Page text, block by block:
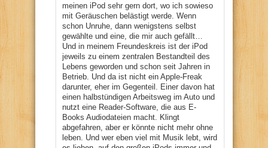
meinen iPod sehr gern dort, wo ich sowieso
mit Geräuschen belästigt werde. Wenn
schon Unruhe, dann wenigstens selbst
gewählte und eine, die mir auch gefällt…
Und in meinem Freundeskreis ist der iPod
jeweils zu einem zentralen Bestandteil des
Lebens geworden und schon seit Jahren in
Betrieb. Und da ist nicht ein Apple-Freak
darunter, eher im Gegenteil. Einer davon hat
einen halbstündigen Arbeitsweg im Auto und
nutzt eine Reader-Software, die aus E-
Books Audiodateien macht. Klingt
abgefahren, aber er könnte nicht mehr ohne
leben. Und wer eben viel mit Musik lebt, wird